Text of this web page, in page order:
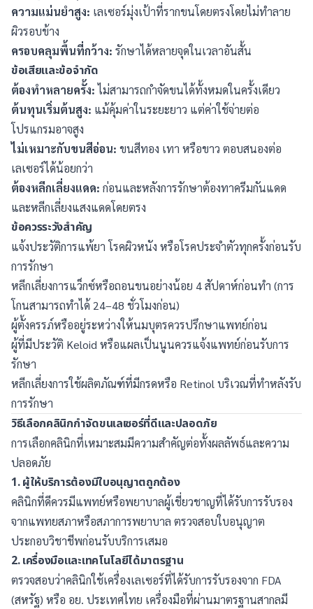
ความแม่นยำสูง: เลเซอร์มุ่งเป้าที่รากขนโดยตรงโดยไม่ทำลาย
ผิวรอบข้าง
ครอบคลุมพื้นที่กว้าง: รักษาได้หลายจุดในเวลาอันสั้น
ข้อเสียและข้อจำกัด
ต้องทำหลายครั้ง:ไม่สามารถกำจัดขนได้ทั้งหมดในครั้งเดียว
ต้นทุนเริ่มต้นสูง: แม้คุ้มค่าในระยะยาว แต่ค่าใช้จ่ายต่อ
โปรแกรมอาจสูง
ไม่เหมาะกับขนสีอ่อน: ขนสีทอง เทา หรือขาว ตอบสนองต่อ
เลเซอร์ได้น้อยกว่า
ต้องหลีกเลี่ยงแดด: ก่อนและหลังการรักษาต้องทาครีมกันแดด
และหลีกเลี่ยงแสงแดดโดยตรง
ข้อควรระวังสำคัญ
แจ้งประวัติการแพ้ยา โรคผิวหนัง หรือโรคประจำตัวทุกครั้งก่อนรับ
การรักษา
หลีกเลี่ยงการแว็กซ์หรือถอนขนอย่างน้อย 4 สัปดาห์ก่อนทำ (การ
โกนสามารถทำได้ 24–48 ชั่วโมงก่อน)
ผู้ตั้งครรภ์หรืออยู่ระหว่างให้นมบุตรควรปรึกษาแพทย์ก่อน
ผู้ที่มีประวัติ Keloid หรือแผลเป็นนูนควรแจ้งแพทย์ก่อนรับการ
รักษา
หลีกเลี่ยงการใช้ผลิตภัณฑ์ที่มีกรดหรือ Retinol บริเวณที่ทำหลังรับ
การรักษา
วิธีเลือกคลินิกกำจัดขนเลเซอร์ที่ดีและปลอดภัย
การเลือกคลินิกที่เหมาะสมมีความสำคัญต่อทั้งผลลัพธ์และความ
ปลอดภัย
1. ผู้ให้บริการต้องมีใบอนุญาตถูกต้อง
คลินิกที่ดีควรมีแพทย์หรือพยาบาลผู้เชี่ยวชาญที่ได้รับการรับรอง
จากแพทยสภาหรือสภาการพยาบาล ตรวจสอบใบอนุญาต
ประกอบวิชาชีพก่อนรับบริการเสมอ
2. เครื่องมือและเทคโนโลยีได้มาตรฐาน
ตรวจสอบว่าคลินิกใช้เครื่องเลเซอร์ที่ได้รับการรับรองจาก FDA
(สหรัฐ) หรือ อย. ประเทศไทย เครื่องมือที่ผ่านมาตรฐานสากลมี